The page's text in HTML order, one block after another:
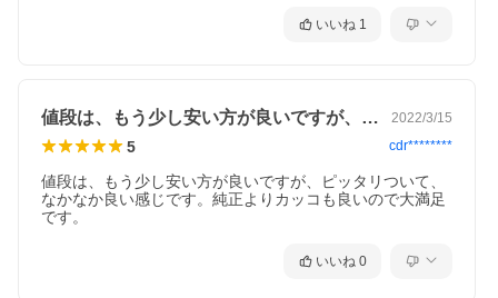
素材
R1000
弊社商品は全て受注生産品となり、ご注文の際に選択いただき
ました生地の種類やロック糸色、お車の仕様等の内容に合わせ
て製作しております。
お受け出来ませんので、ご注文確定前に今一度ご選択内容を確
いいね 1
値段は、もう少し安い方が良いですが、ピ… 2022/3/15
5 cdr********
値段は、もう少し安い方が良いですが、ピッタリついて、
なかなか良い感じです。純正よりカッコも良いので大満足
です。
いいね 0